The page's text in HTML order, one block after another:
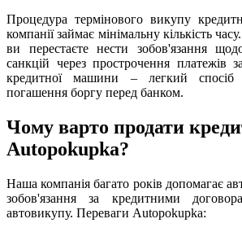
Процедура термінового викупу
компанії займає мінімальну кількість
ви перестаєте нести зобов'язання
санкцій через прострочення платежів
кредитної машини – легкий
погашення боргу перед банком.
Чому варто продати
Autopokupka?
Наша компанія багато років допомагає
зобов'язання за кредитними
автовикупу. Переваги Autopokupka: